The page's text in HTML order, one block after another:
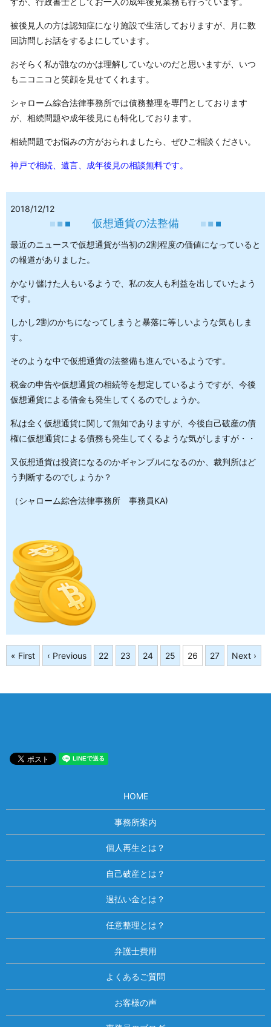
被後見人の方は認知症になり施設で生活しておりますが、月に数
回訪問しお話をするよにしています。
おそらく私が誰なのかは理解していないのだと思いますが、いつ
もニコニコと笑顔を見せてくれます。
シャローム綜合法律事務所では債務整理を専門としております
が、相続問題や成年後見にも特化しております。
相続問題でお悩みの方がおられましたら、ぜひご相談ください。
神戸で相続、遺言、成年後見の相談無料です。
2018/12/12
仮想通貨の法整備
最近のニュースで仮想通貨が当初の2割程度の価値になっていると
の報道がありました。
かなり儲けた人もいるようで、私の友人も利益を出していたよう
です。
しかし2割のかちになってしまうと暴落に等しいような気もしま
す。
そのような中で仮想通貨の法整備も進んでいるようです。
税金の申告や仮想通貨の相続等を想定しているようですが、今後
仮想通貨による借金も発生してくるのでしょうか。
私は全く仮想通貨に関して無知でありますが、今後自己破産の債
権に仮想通貨による債務も発生してくるような気がしますが・・
又仮想通貨は投資になるのかギャンブルになるのか、裁判所はど
う判断するのでしょうか？
（シャローム綜合法律事務所 事務員KA)
« First ‹ Previous 22 23 24 25 26 27 Next ›
HOME
事務所案内
個人再生とは？
自己破産とは？
過払い金とは？
任意整理とは？
弁護士費用
よくあるご質問
お客様の声